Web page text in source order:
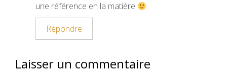
une référence en la matière
Répondre
Laisser un commentaire